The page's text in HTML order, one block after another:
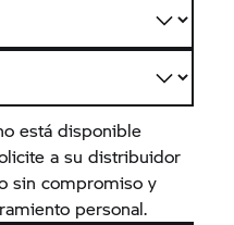
hidrófugas protegen
está disponible
a su distribuidor
sin compromiso y
personal.